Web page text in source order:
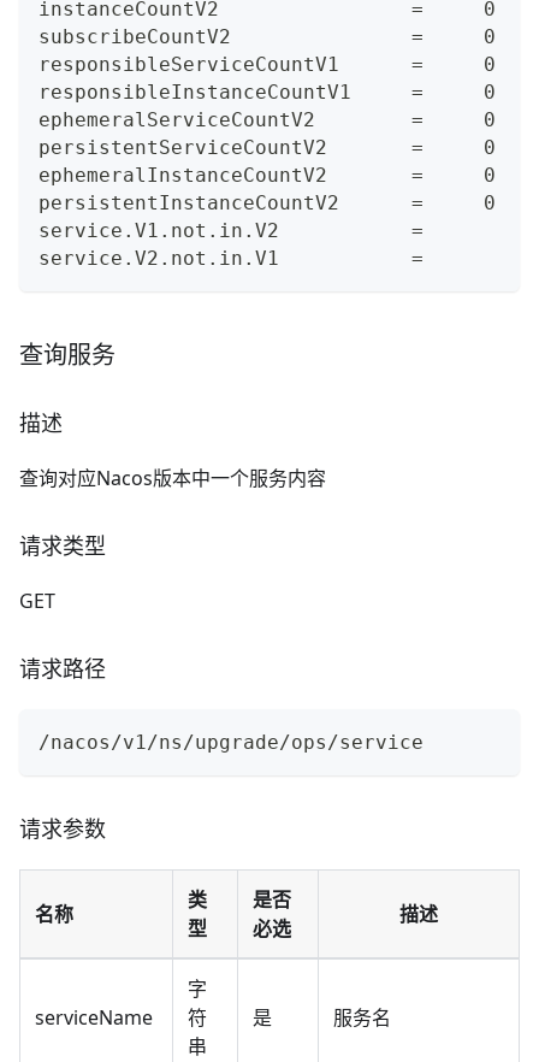
instanceCountV2                =     0
subscribeCountV2               =     0
responsibleServiceCountV1      =     0
responsibleInstanceCountV1     =     0
ephemeralServiceCountV2        =     0
persistentServiceCountV2       =     0
ephemeralInstanceCountV2       =     0
persistentInstanceCountV2      =     0
service.V1.not.in.V2           =
service.V2.not.in.V1           =
查询服务
描述
查询对应Nacos版本中一个服务内容
请求类型
GET
请求路径
/nacos/v1/ns/upgrade/ops/service
请求参数
名称
类
型
是否
必选
描述
serviceName
字
符
串
是 服务名